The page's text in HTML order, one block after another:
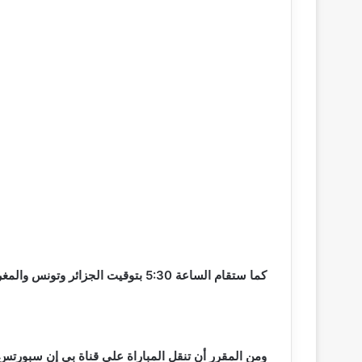
كما ستقام الساعة 5:30 بتوقيت الجزائر وتونس والمغرب، في حين ستقام الساعة 8:30 بتوقيت الإمارات.
ومن المقرر أن تنقل المباراة على قناة بي إن سبورتس 1، وسيعلق عليها المعلق الرياضي خالد